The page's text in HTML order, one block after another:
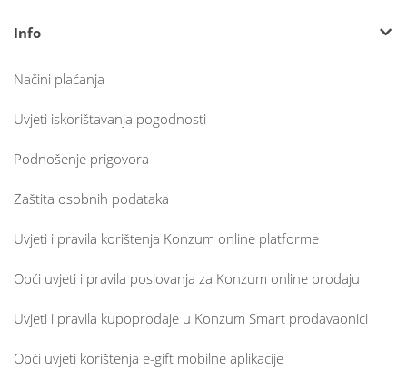
Info
Načini plaćanja
Uvjeti iskorištavanja pogodnosti
Podnošenje prigovora
Zaštita osobnih podataka
Uvjeti i pravila korištenja Konzum online platforme
Opći uvjeti i pravila poslovanja za Konzum online prodaju
Uvjeti i pravila kupoprodaje u Konzum Smart prodavaonici
Opći uvjeti korištenja e-gift mobilne aplikacije